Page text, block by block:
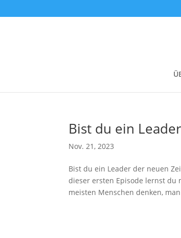
Bist du ein
Nov. 21, 2023
Bist du ein Leader der neuen
dieser ersten Episode lernst du
meisten Menschen denken,